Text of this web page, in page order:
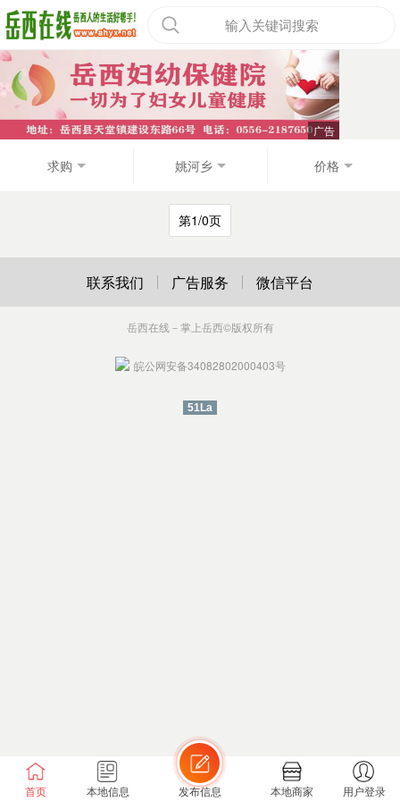
输入关键词搜索
求购 姚河乡 价格
第1/0页
首页 本地信息 发布信息 本地商家 用户登录
联系我们 广告服务 微信平台
岳西在线－掌上岳西©版权所有
皖公网安备34082802000403号
51La